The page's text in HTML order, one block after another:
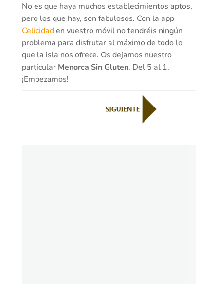
No es que haya muchos establecimientos aptos,
pero los que hay, son fabulosos. Con la app
Celicidaden vuestro móvil no tendréis ningún
problema para disfrutar al máximo de todo lo
que la isla nos ofrece. Os dejamos nuestro
particular Menorca Sin Gluten. Del 5 al 1.
¡Empezamos!